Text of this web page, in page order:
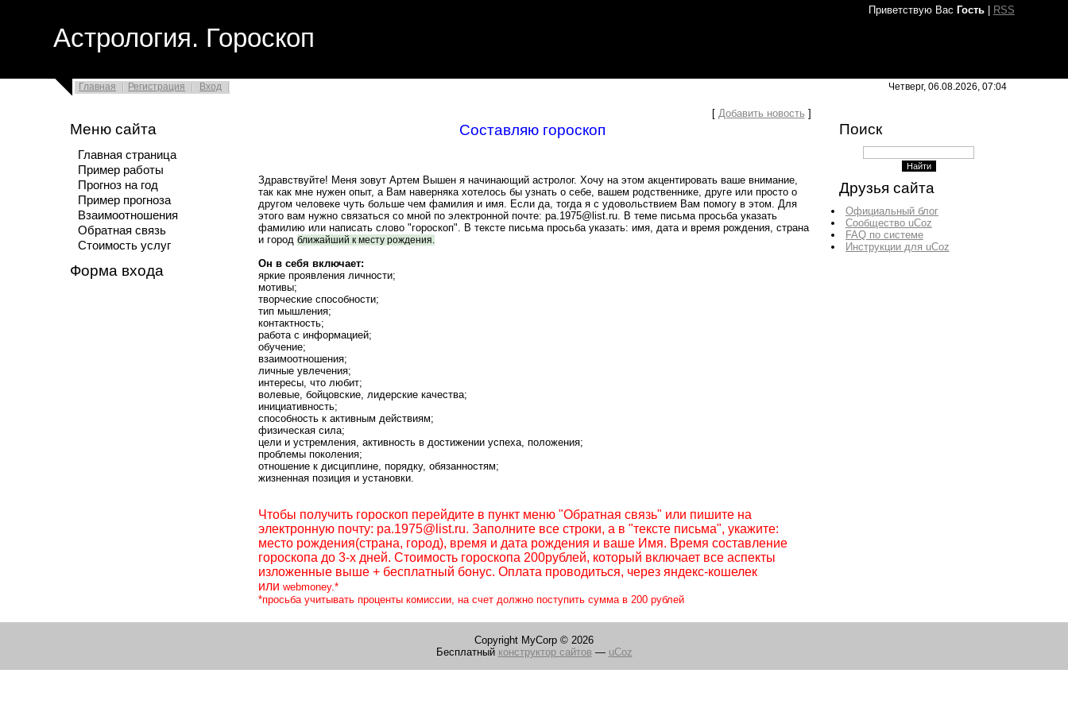
Приветствую Вас Гость| RSS
Астрология. Гороскоп
Главная Регистрация Вход Четверг, 06.08.2026, 07:04
Меню сайта
Главная страница
Пример работы
Прогноз на год
Пример прогноза
Взаимоотношения
Обратная связь
Стоимость услуг
Форма входа
[ Добавить новость ]
Составляю гороскоп
Здравствуйте! Меня зовут Артем Вышен я начинающий астролог. Хочу на этом акцентировать ваше внимание,
так как мне нужен опыт, а Вам наверняка хотелось бы узнать о себе, вашем родственнике, друге или просто о
другом человеке чуть больше чем фамилия и имя. Если да, тогда я с удовольствием Вам помогу в этом. Для
этого вам нужно связаться со мной по электронной почте: pa.1975@list.ru. В теме письма просьба указать
фамилию или написать слово "гороскоп". В тексте письма просьба указать: имя, дата и время рождения, страна
и город ближайший к месту рождения.
Он в себя включает:
яркие проявления личности;
мотивы;
творческие способности;
тип мышления;
контактность;
работа с информацией;
обучение;
взаимоотношения;
личные увлечения;
интересы, что любит;
волевые, бойцовские, лидерские качества;
инициативность;
способность к активным действиям;
физическая сила;
цели и устремления, активность в достижении успеха, положения;
проблемы поколения;
отношение к дисциплине, порядку, обязанностям;
жизненная позиция и установки.
Чтобы получить гороскоп перейдите в пункт меню "Обратная связь" или пишите на
электронную почту: pa.1975@list.ru. Заполните все строки, а в "тексте письма", укажите:
место рождения(страна, город), время и дата рождения и ваше Имя. Время составление
гороскопа до 3-х дней. Стоимость гороскопа 200рублей, который включает все аспекты
изложенные выше + бесплатный бонус. Оплата проводиться, через яндекс-кошелек
или webmoney.*
*просьба учитывать проценты комиссии, на счет должно поступить сумма в 200 рублей
Поиск
Друзья сайта
Официальный блог
Сообщество uCoz
FAQ по системе
Инструкции для uCoz
Copyright MyCorp © 2026
Бесплатный конструктор сайтов — uCoz